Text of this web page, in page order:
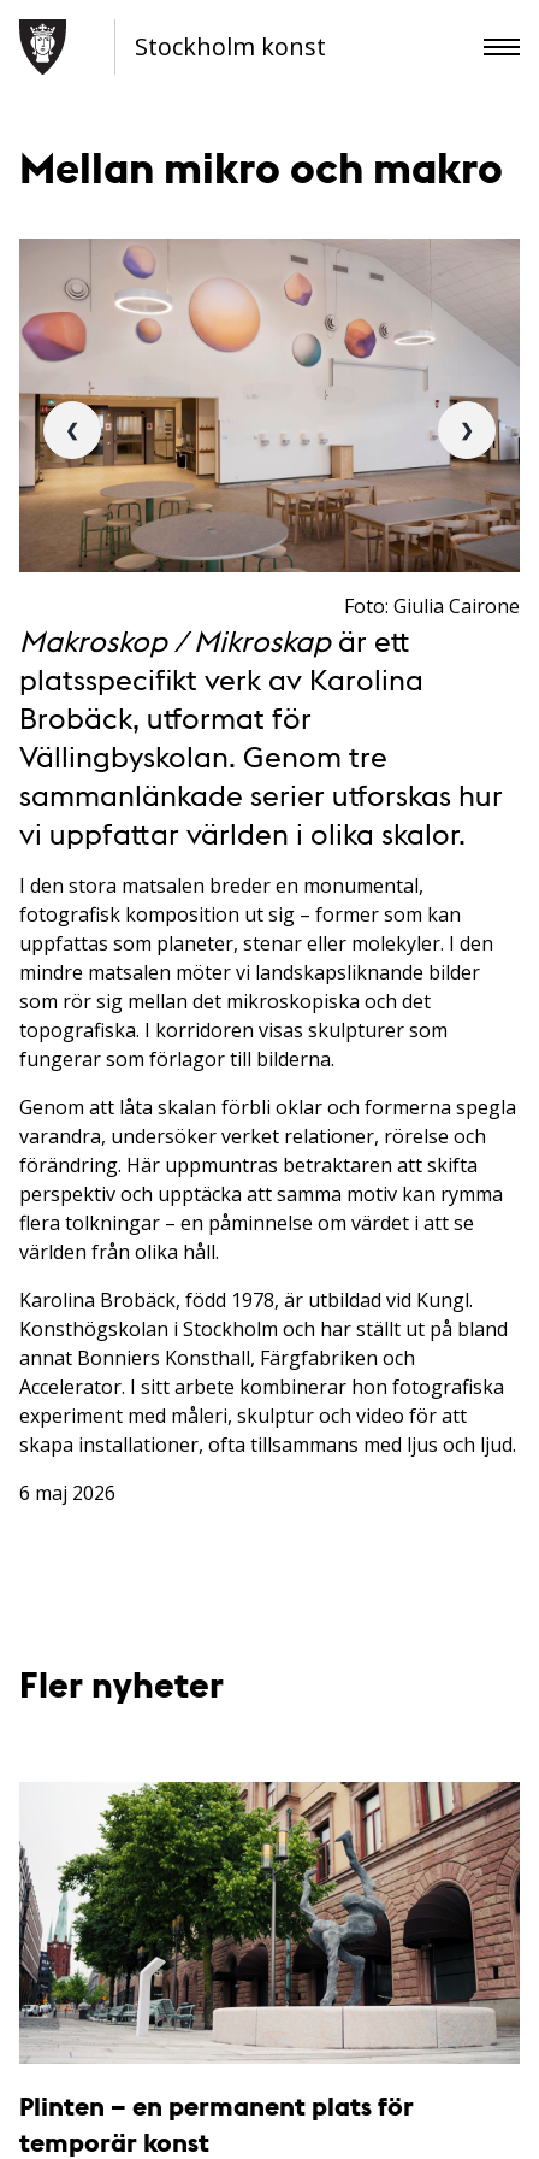
Stockholm konst
Mellan mikro och makro
Foto: Giulia Cairone
❮ ❯
Makroskop / Mikroskapär ett
platsspecifikt verk av Karolina
Brobäck, utformat för
Vällingbyskolan. Genom tre
sammanlänkade serier utforskas hur
vi uppfattar världen i olika skalor.
I den stora matsalen breder en monumental,
fotografisk komposition ut sig – former som kan
uppfattas som planeter, stenar eller molekyler. I den
mindre matsalen möter vi landskapsliknande bilder
som rör sig mellan det mikroskopiska och det
topografiska. I korridoren visas skulpturer som
fungerar som förlagor till bilderna.
Genom att låta skalan förbli oklar och formerna spegla
varandra, undersöker verket relationer, rörelse och
förändring. Här uppmuntras betraktaren att skifta
perspektiv och upptäcka att samma motiv kan rymma
flera tolkningar – en påminnelse om värdet i att se
världen från olika håll.
Karolina Brobäck, född 1978, är utbildad vid Kungl.
Konsthögskolan i Stockholm och har ställt ut på bland
annat Bonniers Konsthall, Färgfabriken och
Accelerator. I sitt arbete kombinerar hon fotografiska
experiment med måleri, skulptur och video för att
skapa installationer, ofta tillsammans med ljus och ljud.
6 maj 2026
Fler nyheter
Plinten – en permanent plats för
temporär konst